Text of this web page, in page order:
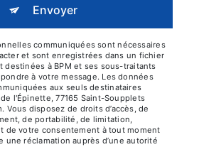
Envoyer
communiquées sont nécessaires
et sont enregistrées dans un fichier
destinées à BPM et ses sous-traitants
à votre message. Les données
aux seuls destinataires
l'Épinette, 77165 Saint-Soupplets
Vous disposez de droits d’accès, de
de portabilité, de limitation,
de votre consentement à tout moment
une réclamation auprès d’une autorité